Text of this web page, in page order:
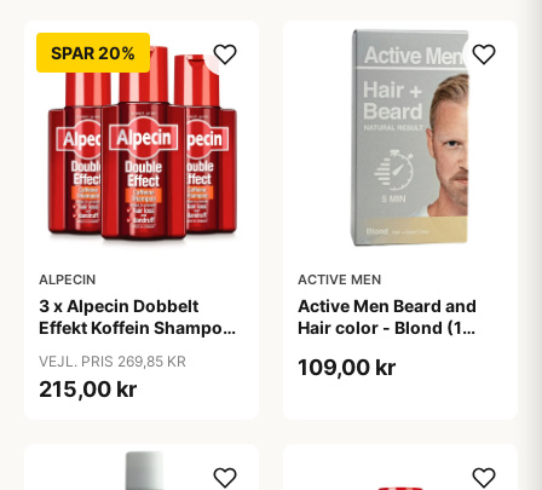
SPAR 20%
ALPECIN
3 x Alpecin Dobbelt
Effekt Koffein Shampoo
VEJL. PRIS 269,85 KR
215,00 kr
ACTIVE MEN
Active Men Beard and
Hair color - Blond (1
109,00 kr